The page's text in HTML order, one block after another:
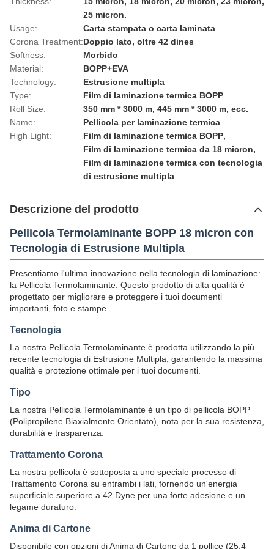
25 micron.
Usage:
Carta stampata o carta laminata
Corona Treatment:Doppio lato, oltre 42 dines
Softness:
Morbido
Material:
BOPP+EVA
Technology:
Estrusione multipla
Type:
Film di laminazione termica BOPP
Roll Size:
350 mm * 3000 m, 445 mm * 3000 m, ecc.
Name:
Pellicola per laminazione termica
High Light:
Film di laminazione termica BOPP,
Film di laminazione termica da 18 micron,
Film di laminazione termica con tecnologia
di estrusione multipla
Descrizione del prodotto
Pellicola Termolaminante BOPP 18 micron con
Tecnologia di Estrusione Multipla
Presentiamo l'ultima innovazione nella tecnologia di laminazione:
la Pellicola Termolaminante. Questo prodotto di alta qualità è
progettato per migliorare e proteggere i tuoi documenti
importanti, foto e stampe.
Tecnologia
La nostra Pellicola Termolaminante è prodotta utilizzando la più
recente tecnologia di Estrusione Multipla, garantendo la massima
qualità e protezione ottimale per i tuoi documenti.
Tipo
La nostra Pellicola Termolaminante è un tipo di pellicola BOPP
(Polipropilene Biaxialmente Orientato), nota per la sua resistenza,
durabilità e trasparenza.
Trattamento Corona
La nostra pellicola è sottoposta a uno speciale processo di
Trattamento Corona su entrambi i lati, fornendo un'energia
superficiale superiore a 42 Dyne per una forte adesione e un
legame duraturo.
Anima di Cartone
Disponibile con opzioni di Anima di Cartone da 1 pollice (25,4